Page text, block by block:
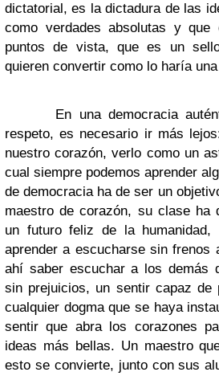
dictatorial, es la dictadura de las
como verdades absolutas y
puntos de vista, que es un
quieren convertir como lo haría
En una democracia
respeto, es necesario ir más
nuestro corazón, verlo como un
cual siempre podemos aprender
de democracia ha de ser un
maestro de corazón, su clase ha
un futuro feliz de la
aprender a escucharse sin frenos
ahí saber escuchar a los demás
sin prejuicios, un sentir capaz de
cualquier dogma que se haya
sentir que abra los corazones
ideas más bellas. Un maestro
esto se convierte, junto con sus